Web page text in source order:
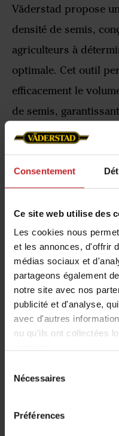
Consentement
Ce site web utilise des
Les cookies nous
et les annonces, d'offrir
médias sociaux et
partageons également
notre site avec nos
publicité et d'analyse,
avec d'autres
ou qu'ils ont collectées
Nécessaires
Préférences
Väderstad propose
densité de semis,
agriculteurs à
optimale. Cet outil
efficacement le
de semis,
Optimisez vos semis
champ. Simple
de planifier
vos besoins.
Choisissez votre
en kg/ha (volume de
cible en plantes/m²
Saisissez les
semences et
mille grains (PMG)
également les pertes
conditions du